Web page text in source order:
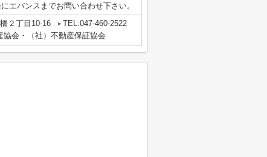
エバンスまでお問い合わせ下さい。
２丁目10-16
TEL:047-460-2522
協会・（社）不動産保証協会